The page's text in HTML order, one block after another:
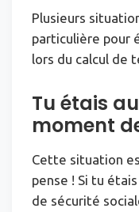
Plusieurs
particulière pour
lors du calcul de
Tu étais
moment
Cette situation
pense ! Si tu
de sécurité